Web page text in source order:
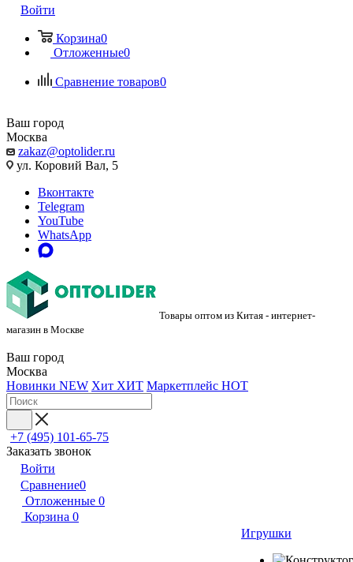
Войти
Корзина0
Отложенные0
Сравнение товаров0
Ваш город
Москва
zakaz@optolider.ru
ул. Коровий Вал, 5
Вконтакте
Telegram
YouTube
WhatsApp
Товары оптом из Китая - интернет-
магазин в Москве
Ваш город
Москва
Новинки NEW Хит ХИТ Маркетплейс HOT
+7 (495) 101-65-75
Заказать звонок
Войти
Сравнение0
Отложенные 0
Корзина 0
Игрушки